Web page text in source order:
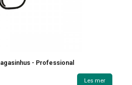
- Professional
Les mer